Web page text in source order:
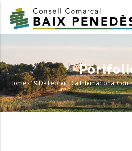
main
Breadcrumb
Home-19 De Febrer, Dia Internacional